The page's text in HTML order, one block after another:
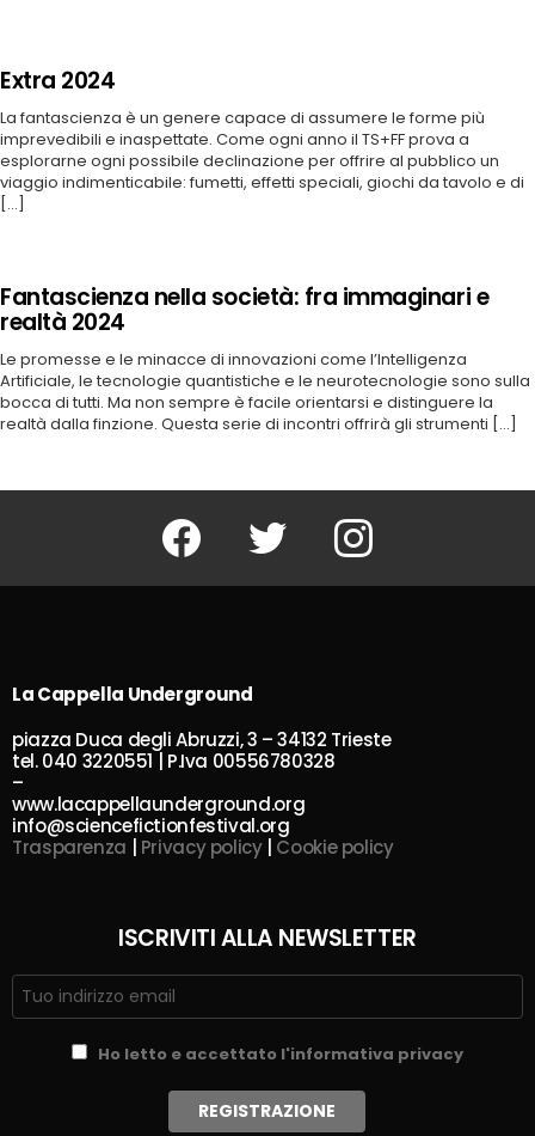
Extra 2024
La fantascienza è un genere capace di assumere le forme più
imprevedibili e inaspettate. Come ogni anno il TS+FF prova a
esplorarne ogni possibile declinazione per offrire al pubblico un
viaggio indimenticabile: fumetti, effetti speciali, giochi da tavolo e di
[...]
Fantascienza nella società: fra immaginari e
realtà 2024
Le promesse e le minacce di innovazioni come l’Intelligenza
Artificiale, le tecnologie quantistiche e le neurotecnologie sono sulla
bocca di tutti. Ma non sempre è facile orientarsi e distinguere la
realtà dalla finzione. Questa serie di incontri offrirà gli strumenti [...]
Facebook Twitter Instagram
La Cappella Underground
piazza Duca degli Abruzzi, 3 – 34132 Trieste
tel. 040 3220551 | P.Iva 00556780328
–
www.lacappellaunderground.org
info@sciencefictionfestival.org
Trasparenza
Privacy policy| Cookie policy
ISCRIVITI ALLA NEWSLETTER
Ho letto e accettato l'informativa privacy